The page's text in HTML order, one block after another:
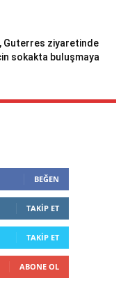
Guterres ziyaretinde
sokakta buluşmaya
BEĞEN
TAKIP ET
TAKIP ET
ABONE OL